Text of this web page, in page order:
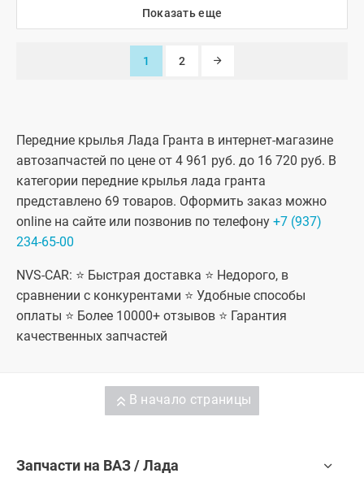
Показать еще
1 2
Передние крылья Лада Гранта в интернет-магазине
автозапчастей по цене от 4 961 руб. до 16 720 руб. В
категории передние крылья лада гранта
представлено 69 товаров. Оформить заказ можно
online на сайте или позвонив по телефону +7 (937)
234-65-00
NVS-CAR: ⭐ Быстрая доставка ⭐ Недорого, в
сравнении с конкурентами ⭐ Удобные способы
оплаты ⭐ Более 10000+ отзывов ⭐ Гарантия
качественных запчастей
В начало страницы
Запчасти на ВАЗ / Лада